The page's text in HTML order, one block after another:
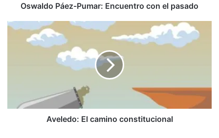
Oswaldo Páez-Pumar: Encuentro con el pasado
Aveledo:
Aveledo: El camino constitucional